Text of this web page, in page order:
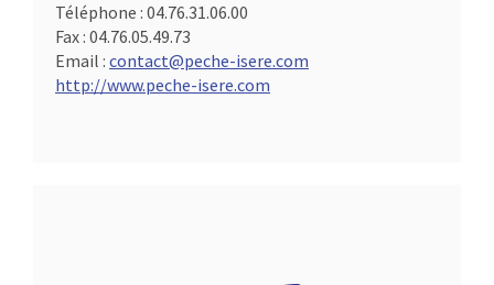
Téléphone : 04.76.31.06.00
Fax : 04.76.05.49.73
Email : contact@peche-isere.com
http://www.peche-isere.com